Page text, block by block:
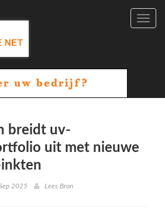
breidt uv-
uit met nieuwe
2025 Lees Bron